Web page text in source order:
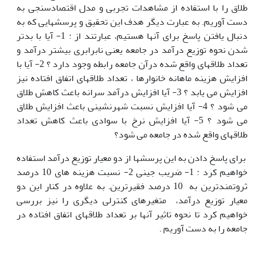
طلاق را با استفاده از مشاهدات تجربی و مدل اقتصادسنجی به
دست آوریم. به عبارت دیگر هدف این تحقیق و پرسشهایی که به
دنبال یافتن پاسخ برای آنها هستیم، عبارتند از : 1- آیا با بدتر
شدن نحوه توزیع درآمد در جامعه یعنی نابرابری بیشتر درآمد و
تعداد طلاقهای واقع شده درآن جامعه رابطه وجود دارد ؟ 2- آیا با
افزایش هزینه ماهانه خانوارها ، تعداد طلاقهای اتفاق افتاده نیز
افزایش می یابد ؟ 3- آیا افزایش درآمد سرانه باعث کاهش طلاق
می شود ؟ 4- آیا افزایش نسبت شهرنشینی باعث افزایش طلاق
می شود ؟ 5- آیا افزایش نرخ با سوادی باعث کاهش تعداد
طلاقهای واقع شده در جامعه می شود؟
برای پاسخ دادن به این پرسشها از دو معیار توزیع درآمد استفاده
خواهیم کرد : 1- ضریب جینی 2- نسبت هزینه های 10 درصد
ثروتمندترین به 10 درصد فقیرترین. به علاوه در کنار این دو
معیار توزیع درآمد، متغیرهای کنترلی دیگری را نیز بررسی
خواهیم کرد تا نحوه تاثیر آنها بر تعداد طلاقهای اتفاق افتاده در
جامعه را به دست آوریم .